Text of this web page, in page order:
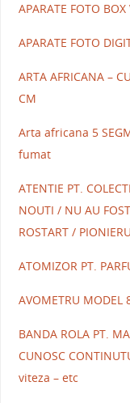
APARATE FOTO BOX
APARATE FOTO
ARTA AFRICANA –
CM
Arta africana 5
fumat
ATENTIE PT.
NOUTI / NU AU
ROSTART /
ATOMIZOR PT.
AVOMETRU
BANDA ROLA PT.
CUNOSC
viteza – etc